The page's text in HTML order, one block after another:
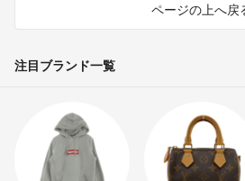
ページの上へ戻
注目ブランド一覧